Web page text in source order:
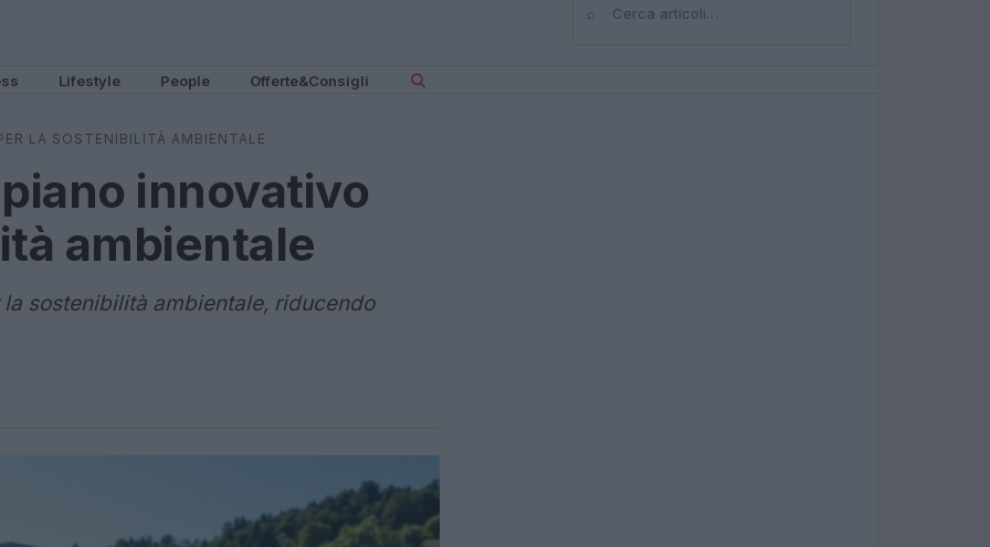
⌕Cerca
Lifestyle People Offerte&Consigli
LA SOSTENIBILITÀ AMBIENTALE
innovativo
ambientale
sostenibilità ambientale, riducendo